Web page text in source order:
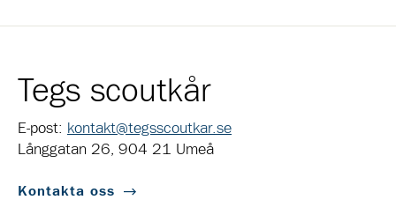
Tegs scoutkår
E-post: kontakt@tegsscoutkar.se
Långgatan 26, 904 21 Umeå
Kontakta oss